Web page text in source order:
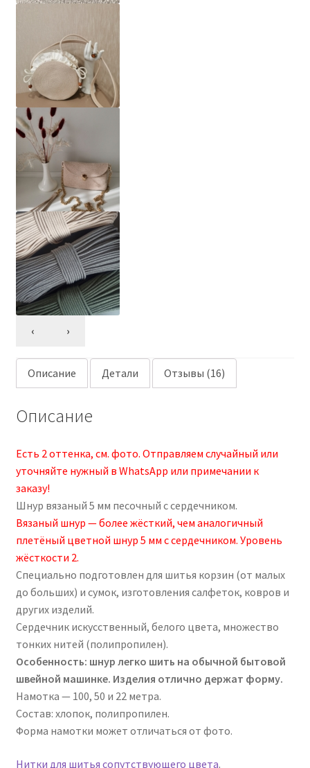
‹ ›
Описание Детали Отзывы (16)
Описание
Есть 2 оттенка, см. фото. Отправляем случайный или
уточняйте нужный в WhatsApp или примечании к
заказу!
Шнур вязаный 5 мм песочный с сердечником.
Вязаный шнур — более жёсткий, чем аналогичный
плетёный цветной шнур 5 мм с сердечником. Уровень
жёсткости 2.
Специально подготовлен для шитья корзин (от малых
до больших) и сумок, изготовления салфеток, ковров и
других изделий.
Сердечник искусственный, белого цвета, множество
тонких нитей (полипропилен).
Особенность: шнур легко шить на обычной бытовой
швейной машинке. Изделия отлично держат форму.
Намотка — 100, 50 и 22 метра.
Состав: хлопок, полипропилен.
Форма намотки может отличаться от фото.
Нитки для шитья сопутствующего цвета.